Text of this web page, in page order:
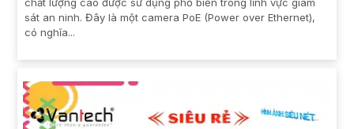
sát an ninh. Đây là một camera PoE (Power over Ethernet),
có nghĩa...